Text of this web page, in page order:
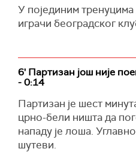
У појединим тренуцима
играчи београдског
6' Партизан још није
- 0:14
Партизан је шест
црно-бели ништа да
нападу је лоша.
шутеви.